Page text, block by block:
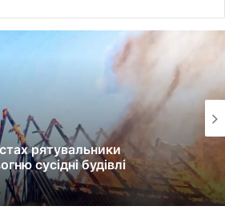
рятувальники
сусідні будівлі